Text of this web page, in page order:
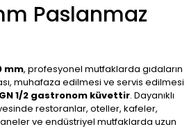
Paslanmaz
mm, profesyonel mutfaklarda gıdaların
muhafaza edilmesi ve servis edilmesi
GN 1/2 gastronom küvettir. Dayanıklı
restoranlar, oteller, kafeler,
ve endüstriyel mutfaklarda uzun